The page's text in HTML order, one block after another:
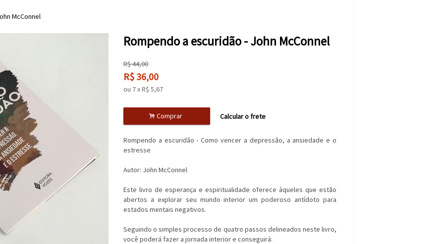
McConnel
Rompendo a escuridão - John McConnel
R$44,00
R$ 36,00
ou 7xR$ 5,67
. Comprar Calcular o frete
Rompendo a escuridão - Como vencer a depressão, a ansiedade e o
estresse
Autor: John McConnel
Este livro de esperança e espiritualidade oferece àqueles que estão
abertos a explorar seu mundo interior um poderoso antídoto para
estados mentais negativos.
Seguindo o simples processo de quatro passos delineados neste livro,
você poderá fazer a jornada interior e conseguirá: